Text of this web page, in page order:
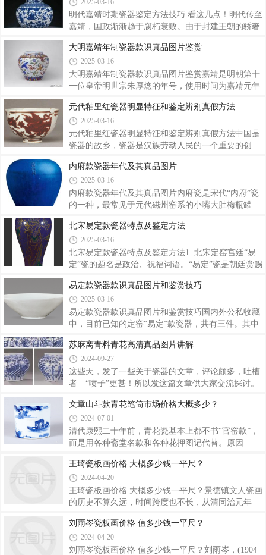
颜色瓷器，那你就可以怀疑是不是霁蓝釉瓷器了，霁
蓝釉也称霁青，又称积蓝釉、祭蓝釉，称霁青是因
后，经久不衰，其丰富的造型、精美的纹饰、高雅的
气质，深受国人喜爱，成为明清瓷器的主流。不仅如
此，青花瓷还远销海外，有着强大的生命力，受到中
瓷数目众多，各时期具有代表性的器物均有收藏，皆
成体系，为馆藏品特色之一。笔者就天津博物馆藏明
代青花瓷器中几件代表性器物做简单分析。洪
2025-03-16
明代嘉靖时期瓷器鉴定方法技巧 看这几点！明代传至
嘉靖，国政渐渐趋于腐朽衰败。由于封建王朝的骄奢
库空虚，民力耗竭；同时贪官污吏横行，激起人民的
不满和反抗，此起彼伏的农民奇异，动摇了封建王朝
的根基，明代统治至此每况愈下。此时的景德镇瓷
器，风格与前朝相比大不相同，大型器物如大龙缸、
比较粗糙，不注重修胎，甚至琢器腹部的胎体衔接痕
迹比明初还要明显。但官窑的小件器物仍很精细，只
是与成化、弘治、正德时色调和风格不同而已。
大明嘉靖年制瓷器款识真品图片鉴赏
2025-03-16
大明嘉靖年制瓷器款识真品图片鉴赏嘉靖是明朝第十
一位皇帝明世宗朱厚熜的年号，使用时间为嘉靖元年
十五年，是明朝使用第二长的年号（仅次于明神宗万
历帝的四十八年）。明世宗是明朝实际掌权时间最长
的皇帝。嘉靖 五彩云鹤纹罐嘉靖朝期间曾多次爆发农
民暴乱，国力衰弱。景德镇官窑开始施行“官搭民
步，缩小了官窑器和民窑器之间的差别，嘉靖民窑精
瓷已与官窑器之间无明显差别，同时嘉靖官窑与明早
期官窑的水平也产生出较大差距。嘉靖 青
元代釉里红瓷器明显特征和鉴定辨别真假方法
2025-03-16
元代釉里红瓷器明显特征和鉴定辨别真假方法中国是
瓷器的故乡，瓷器是汉族劳动人民的一个重要的创
用器的代表，但到了宋代瓷器逐渐成为了达官显贵，
文人墨客身份和地位的象征，各种精美的瓷器逐渐走
进了人们的视野中，从那时起就流传了一句话叫
做：“家无瓷不贵，室无瓷不雅。”可见，瓷器在人们
虎头罐，高约45厘米，最大直径约39厘米。口部绘制
卷草纹，颈部绘缠枝花卉纹，肩部绘牡丹花，腹部的
主纹饰绘制的是龙纹，足部画的是仰莲纹。, 秋季
内府款瓷器年代及其真品图片
2025-03-16
内府款瓷器年代及其真品图片内府瓷是宋代“内府”瓷
的一种，最常见于元代磁州窑系的小嘴大肚梅瓶罐
始的，但没有真实。而且明代的“内府”瓷器更是凤毛
麟角。史料只说明代永乐、宣德内府在景德镇烧制瓷
器，永宣以后很少提及。我们的先人很早就大胆地在
陶瓷上绘有纹饰了。明清世俗化倾向的纹饰成为陶瓷
解历史。以文字作为陶瓷装饰虽不是主流，但几千年
来断断续续总会有它的身影。孔雀绿釉大罐 元代英国
大维德基金会藏元代带着“内府”二字的
北宋易定款瓷器特点及鉴定方法
2025-03-16
北宋易定款瓷器特点及鉴定方法1. 北宋定窑宫廷“易
定”瓷的题名是政治、祝福词语。“易定”瓷是朝廷赏赐
盛酒和陈设。2. 北宋定窑宫廷“易定”瓷的紫色釉（雪
青色）是红、蓝矿物调剂烧制的紫色釉，是北宋首
创，后朝再也见不到此种紫色。3. 北宋定窑宫廷“易
定”瓷的时代确定上线为宋仁宗（1038年）下线为宋
年）下线是宋徽宗（1125年）27年内所产。4. 北宋定
窑宫廷“易定”瓷的釉色与本朝官服颜色同步。紫色是
三品以上官员，红、朱、绯色是
易定款瓷器款识真品图片和鉴赏技巧
2025-03-16
易定款瓷器款识真品图片和鉴赏技巧国内外公私收藏
中，目前已知的定窑“易定”款瓷器，共有三件。其中
及上海博物馆。“易定” 款白瓷碗 故宫博物院藏两者
器形相同，大小相当，皆为敞口，胎体较薄，腹部约
45度斜出，内外施白釉，素面无纹饰，圈足，外底施
釉后刻“易定”二字，再入窑烧制，“早年出土于同一墓
物院藏 “易定” 款白瓷碗底部故宫博物院所藏“易定”款
碗，高6.8厘米，口径19.8 厘米，足径7.3厘米；上海
博物馆这件高6.3厘米，口
苏麻离青料青花高清真品图片讲解
2024-09-27
这些天，发了一些关于瓷器的文章，评论颇多，吐槽
者—“喷子”更甚！所以发这篇文章供大家交流探讨。
具体器物具体研究，而不是一概而论！今后文章中有
些需要矫正的地方，也欢迎大家指出！谢谢！苏麻离
青，又称苏泥麻青、苏勃泥青、苏泥勃青等。简
称“苏料”。名称的来源，一说是来自波斯语“苏来
青，是英文smalt的译音，意为一种蓝玻璃。鉴定景德
镇历史上各个时期的青花瓷器，青料的认识至关重
要。元代及明代早期的青花瓷器，大多以进口的苏麻
文章山斗款青花笔筒市场价格大概多少？
2024-07-01
清代康熙二十年前，青花瓷基本上都不书“官窑款”，
而是用各种斋堂名款和各种花押图记代替。原因
写“官窑款”。但代表康熙青花最高水平的琢器还是很
少书写“官窑款”的，这个怪现象至今是一个谜。其中
有一些精品，比带“官窑款”的水平还要高，虽然是
如“文章山斗”、博古、蕉叶等款，但很多人已将其视
赏析康熙青花瓷是中国青花史上的最高峰。雍、乾两
朝之青花不逮康窑，然则青花一类，康青虽不及明中
之浓美者，亦可以独步于本朝矣。“世
王琦瓷板画价格 大概多少钱一平尺？
2024-04-20
王琦瓷板画价格 大概多少钱一平尺？景德镇文人瓷画
的历史不算久远，时间跨度也不长，从清同治元年
起源，到发展、成熟的过程。但这87年，却创造出一
个景德镇瓷史上饶有意味的一段历史。展览中，相对
于在瓶、碗、盘上作画，另一种瓷画形态尤其特别：
刘雨岑瓷板画价格 值多少钱一平尺？
2024-04-20
刘雨岑瓷板画价格 值多少钱一平尺？刘雨岑，(1904